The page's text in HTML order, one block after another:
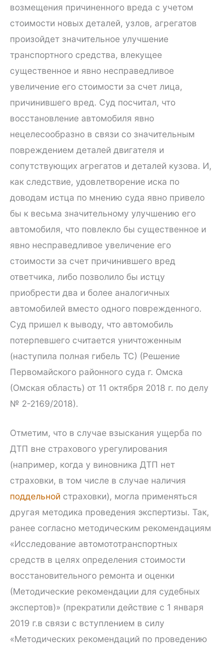
возмещения причиненного вреда с учетом
стоимости новых деталей, узлов, агрегатов
произойдет значительное улучшение
транспортного средства, влекущее
существенное и явно несправедливое
увеличение его стоимости за счет лица,
причинившего вред. Суд посчитал, что
восстановление автомобиля явно
нецелесообразно в связи со значительным
повреждением деталей двигателя и
сопутствующих агрегатов и деталей кузова. И,
как следствие, удовлетворение иска по
доводам истца по мнению суда явно привело
бы к весьма значительному улучшению его
автомобиля, что повлекло бы существенное и
явно несправедливое увеличение его
стоимости за счет причинившего вред
ответчика, либо позволило бы истцу
приобрести два и более аналогичных
автомобилей вместо одного поврежденного.
Суд пришел к выводу, что автомобиль
потерпевшего считается уничтоженным
(наступила полная гибель ТС) (Решение
Первомайского районного суда г. Омска
(Омская область) от 11 октября 2018 г. по делу
№ 2-2169/2018).
Отметим, что в случае взыскания ущерба по
ДТП вне страхового урегулирования
(например, когда у виновника ДТП нет
страховки, в том числе в случае наличия
поддельной страховки), могла применяться
другая методика проведения экспертизы. Так,
ранее согласно методическим рекомендациям
«Исследование автомототранспортных
средств в целях определения стоимости
восстановительного ремонта и оценки
(Методические рекомендации для судебных
экспертов)» (прекратили действие с 1 января
2019 г.в связи с вступлением в силу
«Методических рекомендаций по проведению